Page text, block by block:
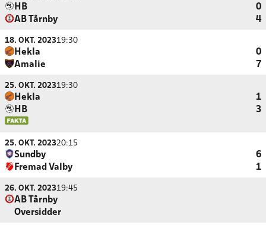
HB
0
AB Tårnby
4
18. OKT. 202319:30
Hekla
0
Amalie
7
25. OKT. 202319:30
Hekla
1
HB
3
25. OKT. 202320:15
Sundby
6
Fremad Valby
1
26. OKT. 202319:45
AB Tårnby
Oversidder